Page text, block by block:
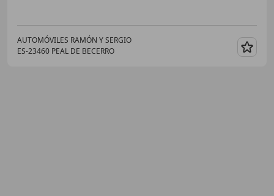
AUTOMÓVILES RAMÓN Y SERGIO
ES-23460 PEAL DE BECERRO